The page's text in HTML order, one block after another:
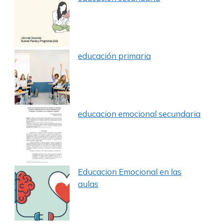
educación primaria
educacion emocional secundaria
Educacion Emocional en las
aulas